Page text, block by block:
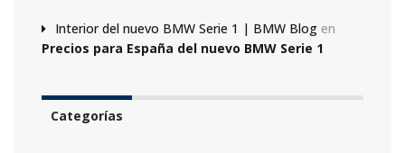
Interior del nuevo BMW Serie 1 | BMW Blog en
Precios para España del nuevo BMW Serie 1
Categorías